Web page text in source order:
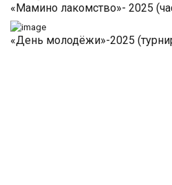
«Мамино лакомство»- 2025
«День молодёжи»-2025